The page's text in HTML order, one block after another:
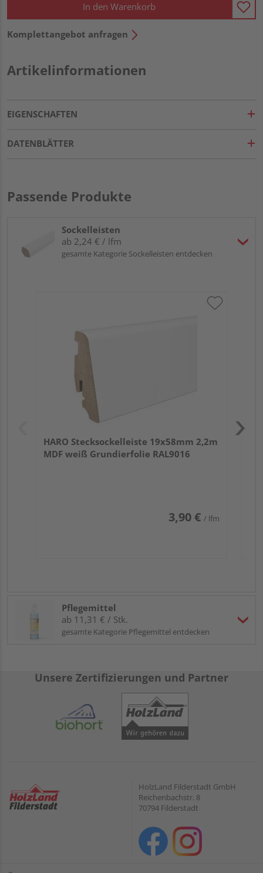
In den Warenkorb
Komplettangebot anfragen
Artikelinformationen
EIGENSCHAFTEN
DATENBLÄTTER
Passende Produkte
Sockelleisten
ab 2,24 € / lfm
gesamte Kategorie Sockelleisten entdecken
HARO Stecksockelleiste 19x58mm 2,2m
MDF weiß Grundierfolie RAL9016
3,90 € / lfm
Pflegemittel
ab 11,31 € / Stk.
gesamte Kategorie Pflegemittel entdecken
Unsere Zertifizierungen und Partner
HolzLand Filderstadt GmbH
Reichenbachstr. 8
70794 Filderstadt